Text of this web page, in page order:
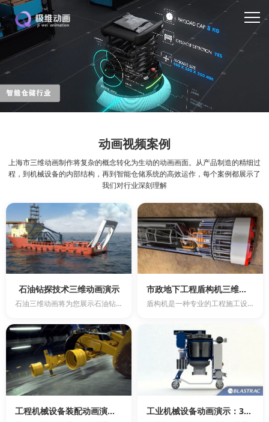
动画视频案例
上海市三维动画制作将复杂的概念转化为生动的动画画面。从产品制造的精细过
程，到机械设备的内部结构，再到智能仓储系统的高效运作，每个案例都展示了
我们对行业深刻理解
石油钻探技术三维动画演示
石油三维动画将为您展示石油钻探技术的全过程。石油钻探是一项关键的能源开发技术，对于全球经济发展具有重...
市政地下工程盾构机三维动画制作
盾构机是一种专业的工程施工设备，主要用于城市轨道交通工程、市政地下及非开挖技术工程等领域。通过盾构机...
工程机械设备装配动画演示：直观了解工作原理 工业机械设备动画演示：3D仿真技术助力企业新产品开发与推广